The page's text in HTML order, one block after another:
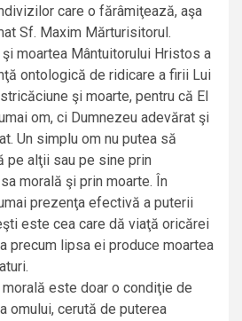
care o fărâmiţează, aşa
Sf. Maxim Mărturisitorul.
moartea Mântuitorului Hristos a
ontologică de ridicare a firii Lui
şi moarte, pentru că El
om, ci Dumnezeu adevărat şi
Un simplu om nu putea să
pe alţii sau pe sine prin
morală şi prin moarte. În
prezenţa efectivă a puterii
este cea care dă viaţă oricărei
precum lipsa ei produce moartea
este doar o condiţie de
omului, cerută de puterea